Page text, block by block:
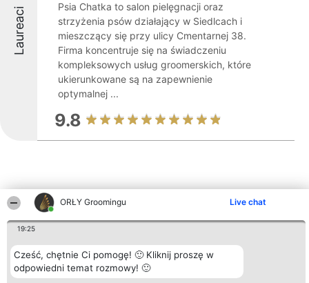
ORŁY Groomingu Live chat
19:25
Cześć, chętnie Ci pomogę! 🙂 Kliknij proszę w
odpowiedni temat rozmowy! 🙂
Laureaci
Psia Chatka to salon pielęgnacji oraz
strzyżenia psów działający w Siedlcach i
mieszczący się przy ulicy Cmentarnej 38.
Firma koncentruje się na świadczeniu
kompleksowych usług groomerskich, które
ukierunkowane są na zapewnienie
optymalnej ...
9.8
Inne firmy z województwa
Organizator plebiscytu
Bright Side Solutions sp. z o.
o. sp. k.
Plebiscyt
Laureaci
Lista
Kontakt